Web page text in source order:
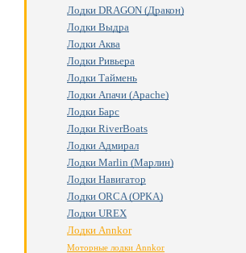
Лодки DRAGON (Дракон)
Лодки Выдра
Лодки Аква
Лодки Ривьера
Лодки Таймень
Лодки Апачи (Apache)
Лодки Барс
Лодки RiverBoats
Лодки Адмирал
Лодки Marlin (Марлин)
Лодки Навигатор
Лодки ORCA (ОРКА)
Лодки UREX
Лодки Annkor
Моторные лодки Annkor